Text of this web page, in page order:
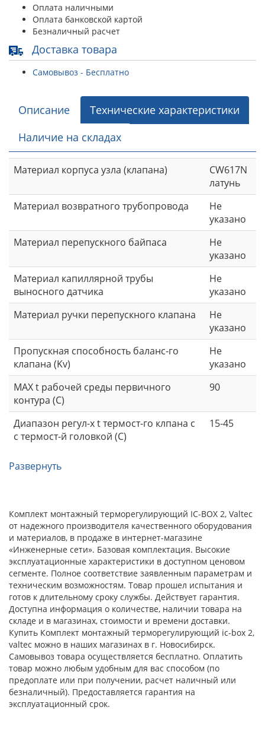
Оплата наличными
Оплата банковской картой
Безналичный расчет
Доставка товара
Самовывоз - Бесплатно
Описание
Технические характеристики
Наличие на складах
Материал корпуса узла (клапана)
CW617N
латунь
Материал возвратного трубопровода
Не
указано
Материал перепускного байпаса
Не
указано
Материал капиллярной трубы
выносного датчика
Не
указано
Материал ручки перепускного клапана
Не
указано
Пропускная способность баланс-го
клапана (Kv)
Не
указано
MAX t рабочей среды первичного
контура (С)
90
Диапазон регул-х t термост-го клпана с
с термост-й головкой (С)
15-45
Развернуть
Комплект монтажный терморегулирующий IC-BOX 2, Valtec
от надежного производителя качественного оборудования
и материалов, в продаже в интернет-магазине
«Инженерные сети». Базовая комплектация. Высокие
эксплуатационные характеристики в доступном ценовом
сегменте. Полное соответствие заявленным параметрам и
техническим возможностям. Товар прошел испытания и
готов к длительному сроку службы. Действует гарантия.
Доступна информация о количестве, наличии товара на
складе и в магазинах, стоимости и времени доставки.
Купить Комплект монтажный терморегулирующий ic-box 2,
valtec можно в наших магазинах в г. Новосибирск.
Самовывоз товара осуществляется бесплатно. Оплатить
товар можно любым удобным для вас способом (по
предоплате или при получении, расчет наличный или
безналичный). Предоставляется гарантия на
эксплуатационный срок.